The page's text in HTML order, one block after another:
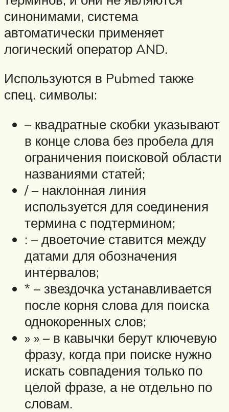
синонимами, система
автоматически применяет
логический оператор AND.
Используются в Pubmed также
спец. символы:
– квадратные скобки указывают
в конце слова без пробела для
ограничения поисковой области
названиями статей;
/ – наклонная линия
используется для соединения
термина с подтермином;
: – двоеточие ставится между
датами для обозначения
интервалов;
* – звездочка устанавливается
после корня слова для поиска
однокоренных слов;
» » – в кавычки берут ключевую
фразу, когда при поиске нужно
искать совпадения только по
целой фразе, а не отдельно по
словам.